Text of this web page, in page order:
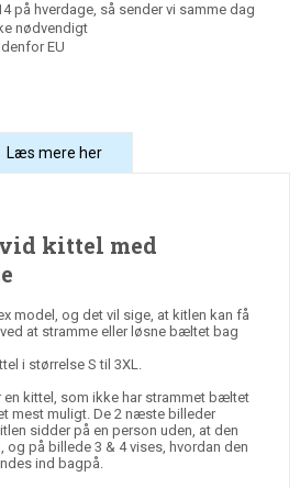
på hverdage, så sender vi samme dag
nødvendigt
EU
Læs mere her
kittel med
model, og det vil sige, at kitlen kan få
at stramme eller løsne bæltet bag
i størrelse S til 3XL.
kittel, som ikke har strammet bæltet
mest muligt. De 2 næste billeder
sidder på en person uden, at den
og på billede 3 & 4 vises, hvordan den
ind bagpå.